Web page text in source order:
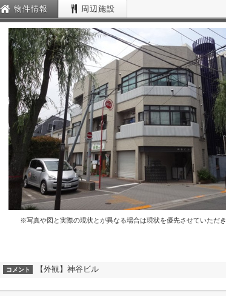
物件情報 周辺施設
※写真や図と実際の現状とが異なる場合は現状を優先させていただ
コメント 【外観】神谷ビル